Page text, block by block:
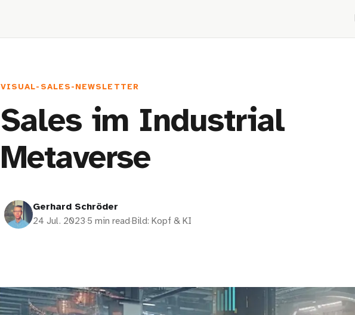
VISUAL-SALES-NEWSLETTER
Sales im Industrial
Metaverse
Gerhard Schröder
24 Jul. 2023·5 min read·Bild: Kopf & KI